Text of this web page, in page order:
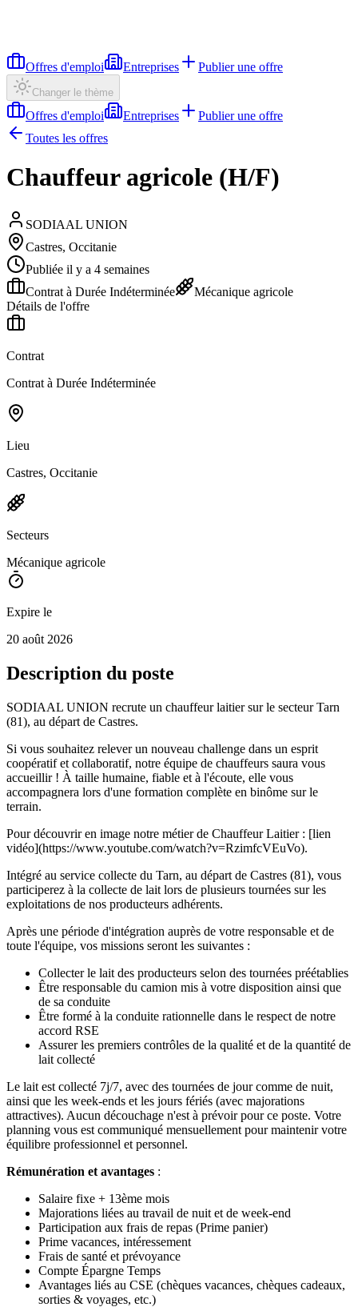
Offres d'emploi Entreprises Publier une offre
Changer le thème
Offres d'emploi Entreprises
Publier une offre
Toutes les offres
Chauffeur agricole (H/F)
SODIAAL UNION
Castres, Occitanie
Publiée il y a 4 semaines
Contrat à Durée Indéterminée
Mécanique agricole
Détails de l'offre
Contrat
Contrat à Durée Indéterminée
Lieu
Castres, Occitanie
Secteurs
Mécanique agricole
Expire le
20 août 2026
Description du poste
SODIAAL UNION recrute un chauffeur laitier sur le secteur Tarn
(81), au départ de Castres.
Si vous souhaitez relever un nouveau challenge dans un esprit
coopératif et collaboratif, notre équipe de chauffeurs saura vous
accueillir ! À taille humaine, fiable et à l'écoute, elle vous
accompagnera lors d'une formation complète en binôme sur le
terrain.
Pour découvrir en image notre métier de Chauffeur Laitier : [lien
vidéo](https://www.youtube.com/watch?v=RzimfcVEuVo).
Intégré au service collecte du Tarn, au départ de Castres (81), vous
participerez à la collecte de lait lors de plusieurs tournées sur les
exploitations de nos producteurs adhérents.
Après une période d'intégration auprès de votre responsable et de
toute l'équipe, vos missions seront les suivantes :
Collecter le lait des producteurs selon des tournées préétablies
Être responsable du camion mis à votre disposition ainsi que
de sa conduite
Être formé à la conduite rationnelle dans le respect de notre
accord RSE
Assurer les premiers contrôles de la qualité et de la quantité de
lait collecté
Le lait est collecté 7j/7, avec des tournées de jour comme de nuit,
ainsi que les week-ends et les jours fériés (avec majorations
attractives). Aucun découchage n'est à prévoir pour ce poste. Votre
planning vous est communiqué mensuellement pour maintenir votre
équilibre professionnel et personnel.
Rémunération et avantages :
Salaire fixe + 13ème mois
Majorations liées au travail de nuit et de week-end
Participation aux frais de repas (Prime panier)
Prime vacances, intéressement
Frais de santé et prévoyance
Compte Épargne Temps
Avantages liés au CSE (chèques vacances, chèques cadeaux,
sorties & voyages, etc.)